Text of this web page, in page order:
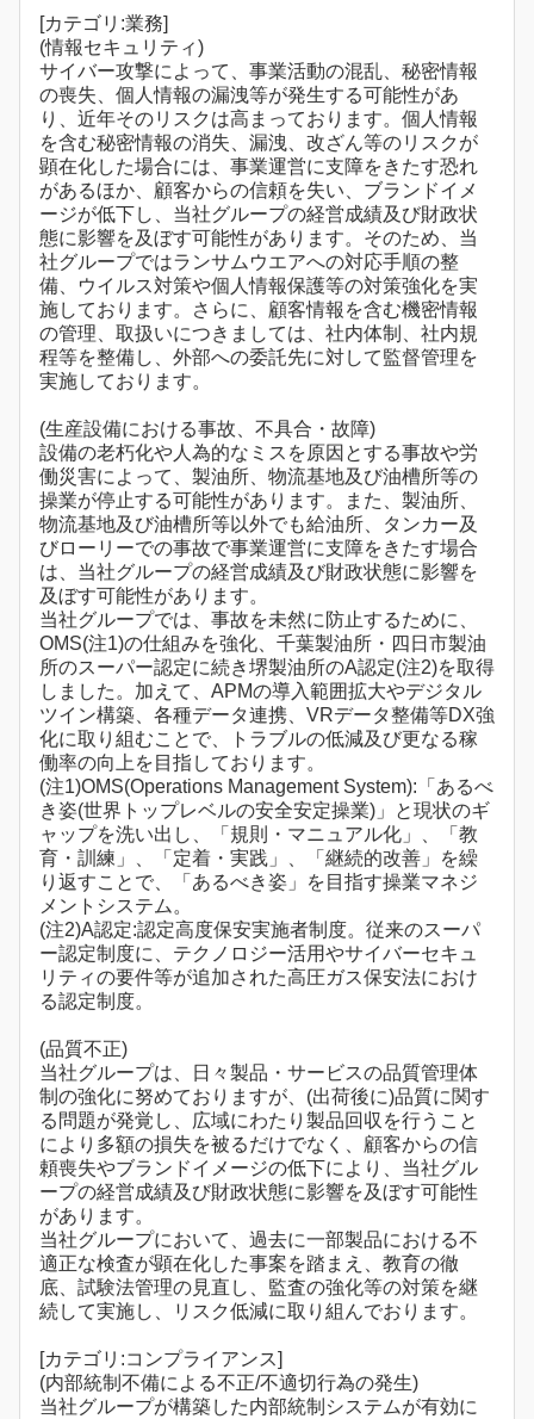
[カテゴリ:業務]
(情報セキュリティ)
サイバー攻撃によって、事業活動の混乱、秘密情報
の喪失、個人情報の漏洩等が発生する可能性があ
り、近年そのリスクは高まっております。個人情報
を含む秘密情報の消失、漏洩、改ざん等のリスクが
顕在化した場合には、事業運営に支障をきたす恐れ
があるほか、顧客からの信頼を失い、ブランドイメ
ージが低下し、当社グループの経営成績及び財政状
態に影響を及ぼす可能性があります。そのため、当
社グループではランサムウエアへの対応手順の整
備、ウイルス対策や個人情報保護等の対策強化を実
施しております。さらに、顧客情報を含む機密情報
の管理、取扱いにつきましては、社内体制、社内規
程等を整備し、外部への委託先に対して監督管理を
実施しております。
(生産設備における事故、不具合・故障)
設備の老朽化や人為的なミスを原因とする事故や労
働災害によって、製油所、物流基地及び油槽所等の
操業が停止する可能性があります。また、製油所、
物流基地及び油槽所等以外でも給油所、タンカー及
びローリーでの事故で事業運営に支障をきたす場合
は、当社グループの経営成績及び財政状態に影響を
及ぼす可能性があります。
当社グループでは、事故を未然に防止するために、
OMS(注1)の仕組みを強化、千葉製油所・四日市製油
所のスーパー認定に続き堺製油所のA認定(注2)を取得
しました。加えて、APMの導入範囲拡大やデジタル
ツイン構築、各種データ連携、VRデータ整備等DX強
化に取り組むことで、トラブルの低減及び更なる稼
働率の向上を目指しております。
(注1)OMS(Operations Management System):「あるべ
き姿(世界トップレベルの安全安定操業)」と現状のギ
ャップを洗い出し、「規則・マニュアル化」、「教
育・訓練」、「定着・実践」、「継続的改善」を繰
り返すことで、「あるべき姿」を目指す操業マネジ
メントシステム。
(注2)A認定:認定高度保安実施者制度。従来のスーパ
ー認定制度に、テクノロジー活用やサイバーセキュ
リティの要件等が追加された高圧ガス保安法におけ
る認定制度。
(品質不正)
当社グループは、日々製品・サービスの品質管理体
制の強化に努めておりますが、(出荷後に)品質に関す
る問題が発覚し、広域にわたり製品回収を行うこと
により多額の損失を被るだけでなく、顧客からの信
頼喪失やブランドイメージの低下により、当社グル
ープの経営成績及び財政状態に影響を及ぼす可能性
があります。
当社グループにおいて、過去に一部製品における不
適正な検査が顕在化した事案を踏まえ、教育の徹
底、試験法管理の見直し、監査の強化等の対策を継
続して実施し、リスク低減に取り組んでおります。
[カテゴリ:コンプライアンス]
(内部統制不備による不正/不適切行為の発生)
当社グループが構築した内部統制システムが有効に